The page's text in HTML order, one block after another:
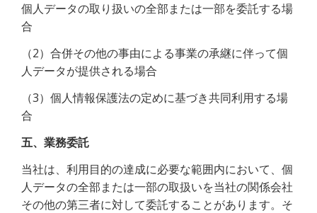
個人データの取り扱いの全部または一部を委託する場
合
（2）合併その他の事由による事業の承継に伴って個
人データが提供される場合
（3）個人情報保護法の定めに基づき共同利用する場
合
五、業務委託
当社は、利用目的の達成に必要な範囲内において、個
人データの全部または一部の取扱いを当社の関係会社
その他の第三者に対して委託することがあります。そ